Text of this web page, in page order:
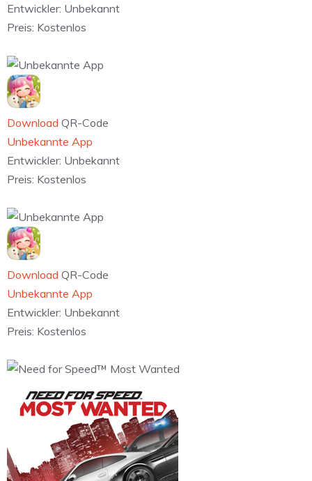
Entwickler: Unbekannt
Preis: Kostenlos
Download QR-Code
Unbekannte App
Entwickler: Unbekannt
Preis: Kostenlos
Download QR-Code
Unbekannte App
Entwickler: Unbekannt
Preis: Kostenlos